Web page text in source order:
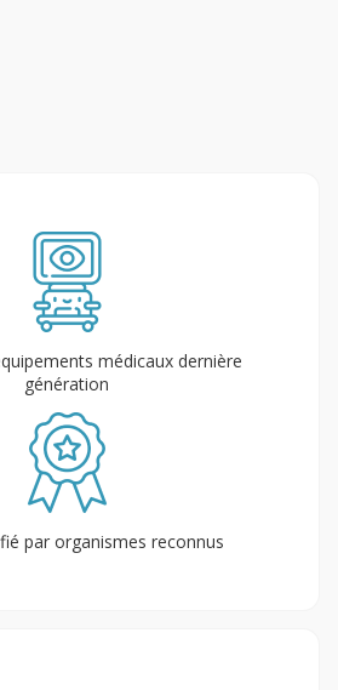
médicaux dernière
génération
par organismes reconnus